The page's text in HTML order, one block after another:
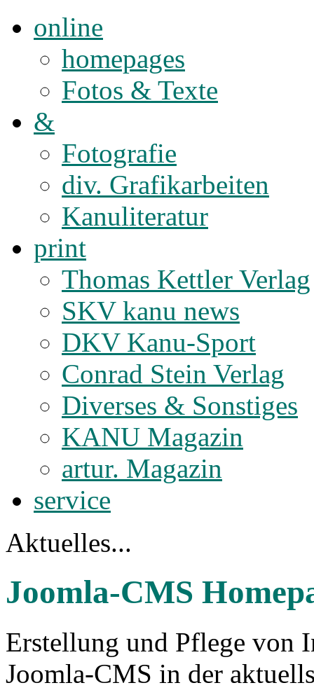
online
homepages
Fotos & Texte
&
Fotografie
div. Grafikarbeiten
Kanuliteratur
print
Thomas Kettler Verlag
SKV kanu news
DKV Kanu-Sport
Conrad Stein Verlag
Diverses & Sonstiges
KANU Magazin
artur. Magazin
service
Aktuelles...
Joomla-CMS
Erstellung und Pflege von
Joomla-CMS in der